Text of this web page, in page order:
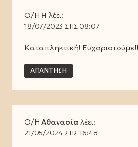
Ο/Η Η λέει:
18/07/2023 ΣΤΙΣ 08:07
Καταπληκτική! Ευχαριστούμε!!
ΑΠΆΝΤΗΣΗ
Ο/Η Αθανασία λέει:
21/05/2024 ΣΤΙΣ 16:48